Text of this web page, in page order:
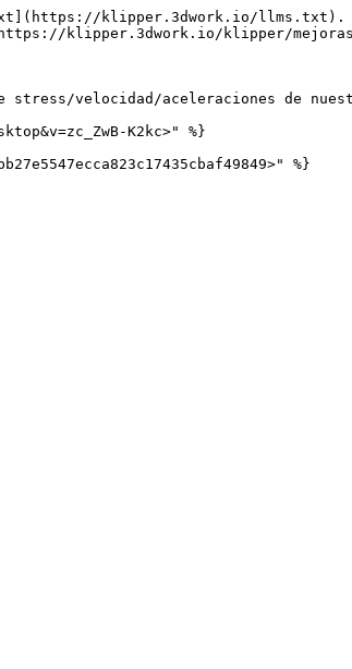
klipper.3dwork.io/llms.txt).
klipper.3dwork.io/klipper/
stress/velocidad/aceleraciones de
K2kc>" %}